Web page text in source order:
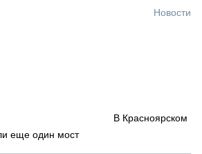
Новости
В Красноярском
еще один мост